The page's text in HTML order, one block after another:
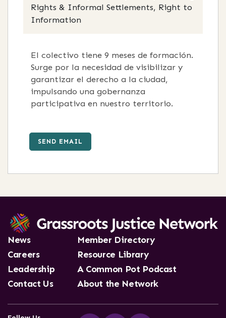
Rights & Informal Settlements, Right to
Information
El colectivo tiene 9 meses de formación.
Surge por la necesidad de visibilizar y
garantizar el derecho a la ciudad,
impulsando una gobernanza
participativa en nuestro territorio.
SEND EMAIL
News
Careers
Leadership
Contact Us
Member Directory
Resource Library
A Common Pot Podcast
About the Network